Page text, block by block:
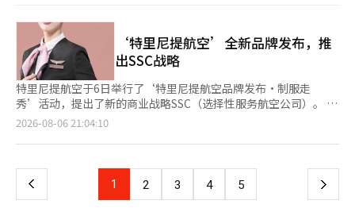
幕。预计折叠iPhone展开时将提供历代iPhone中最大的屏幕，从
而在视频观看、游戏、网页浏览、文档处理和邮件查看等方面达到
平板电脑的水平。特别是如果增强了同时运行两个应用的多任务处
理和屏幕分割功能，iPhone的使用方式将发生根本变化。用户可
以在一个屏幕上查看邮件，同时在另一个屏幕上撰写文档或进行网
页搜索，这在以往的iPhone中是难以实现的生产力提升。折叠状
态和展开状态的功能也将明确区分。在外部屏幕上，用户可以进行
遍认为，苹果的差异化重点将不再是摄像头或处理器等性能，而
是'通过更大屏幕带来的新iPhone体验'。业界人士预测，苹果的产
品发布策略也将发生变化。预计在今年下半年，苹果将优先发布
行最后的协商。 投资者关注外食连锁品牌的原因在于其稳定的现
金创造能力。随着加盟店的增加，总部可以通过特许权使用费、原
材料供应和物流等方式持续获得收益。收购后，通过扩大数字订
单、提高物流效率和品牌更新等方式，提升盈利能力的空间也很
大。 海外扩展性也是主要的投资因素。随着K-食品的流行，国内
验证过的品牌能够在海外市场扎根的期待加大，全球资本的投资也
在持续。妈咪炸鸡已在泰国、蒙古和日本等地扩展业务，本村炸鸡
在全球10个国家运营着500多家门店。 成功实现体质改善的收购案
万亿韩元。KFC韩国也通过扩大加盟业务和提高运营效率，约以
2000亿韩元的价格再次出售，成功实现了三年的投资回收（退
出）模式。 然而，随着资本流入的扩大，潜在的副作用和风险也
全、信任、客户定制服务以及T'way航空的安全和索诺集团积累的
接待经验。”他还表示：“品牌价值在于客户的体验，我们将成为
一个始终值得信赖的企业，而非仅仅提供华丽服务。” SSC的特点
是根据航线和旅行目的选择性地提供核心航空服务。国内和短途航
线将保持合理的票价，而美洲和欧洲等长途航线则将提升服务质量
并增强票价竞争力。 Trinity航空在今年2月于仁川国际机场开设了
高端值机柜台，并计划从下半年开始逐步运营机场内的贵宾室。机
上娱乐(IFE)、互联网(IFC)、餐饮等高端服务将作为选择项提供。
公司还计划与索诺Trinity集团的基础设施相结合，推出酒店、度
汇率等经营环境严峻，李代表对财务担忧表示：“虽然长途航线扩
展和高油价、汇率等因素使情况不易，但通过主要股东的增资确保
‘特里尼提航空’全新品牌发布，推
出SSC战略
特里尼提航空于6日举行了‘特里尼提航空品牌发布·制服走
秀’活动，提出了新的商业战略SSC（选择性服务航空公司）。 此
次活动在首尔的索诺费利切会议中心举行，是公司更名后首次举行
新方向。特别是，客舱乘务员和飞行员等实际员工走上T台，展示
的航空公司”，将以安全和信任为基础，为客户提供舒适的旅行体
验，超越简单的飞行，通过索诺特里尼提集团的酒店服务能力和网
2026-08-06 21:04:10
上
页
1 2 3 4 5 下